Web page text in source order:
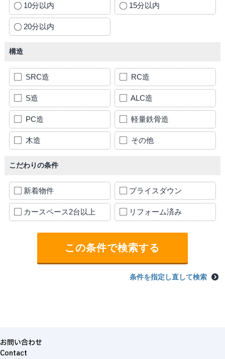
10分以内 15分以内
20分以内
構造
SRC造 RC造
S造 ALC造
PC造 軽量鉄骨造
木造 その他
こだわりの条件
新着物件 プライスダウン
カースペース2台以上 リフォーム済み
条件を指定し直して検索
お問い合わせ
Contact